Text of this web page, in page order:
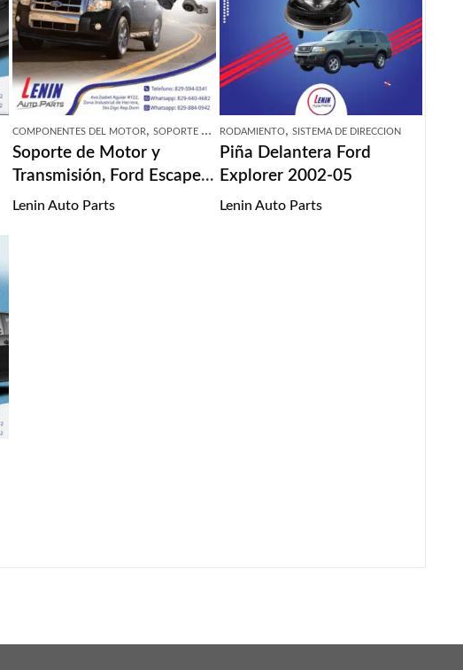
COMPONENTES DEL MOTOR,SOPORTE DE MOTOR ,SOPORTE DE TRANSMISION
Soporte de Motor y
Transmisión, Ford Escape
2005-2012
Lenin Auto Parts
RODAMIENTO, SISTEMA DE DIRECCION
Piña Delantera Ford
Explorer 2002-05
Lenin Auto Parts